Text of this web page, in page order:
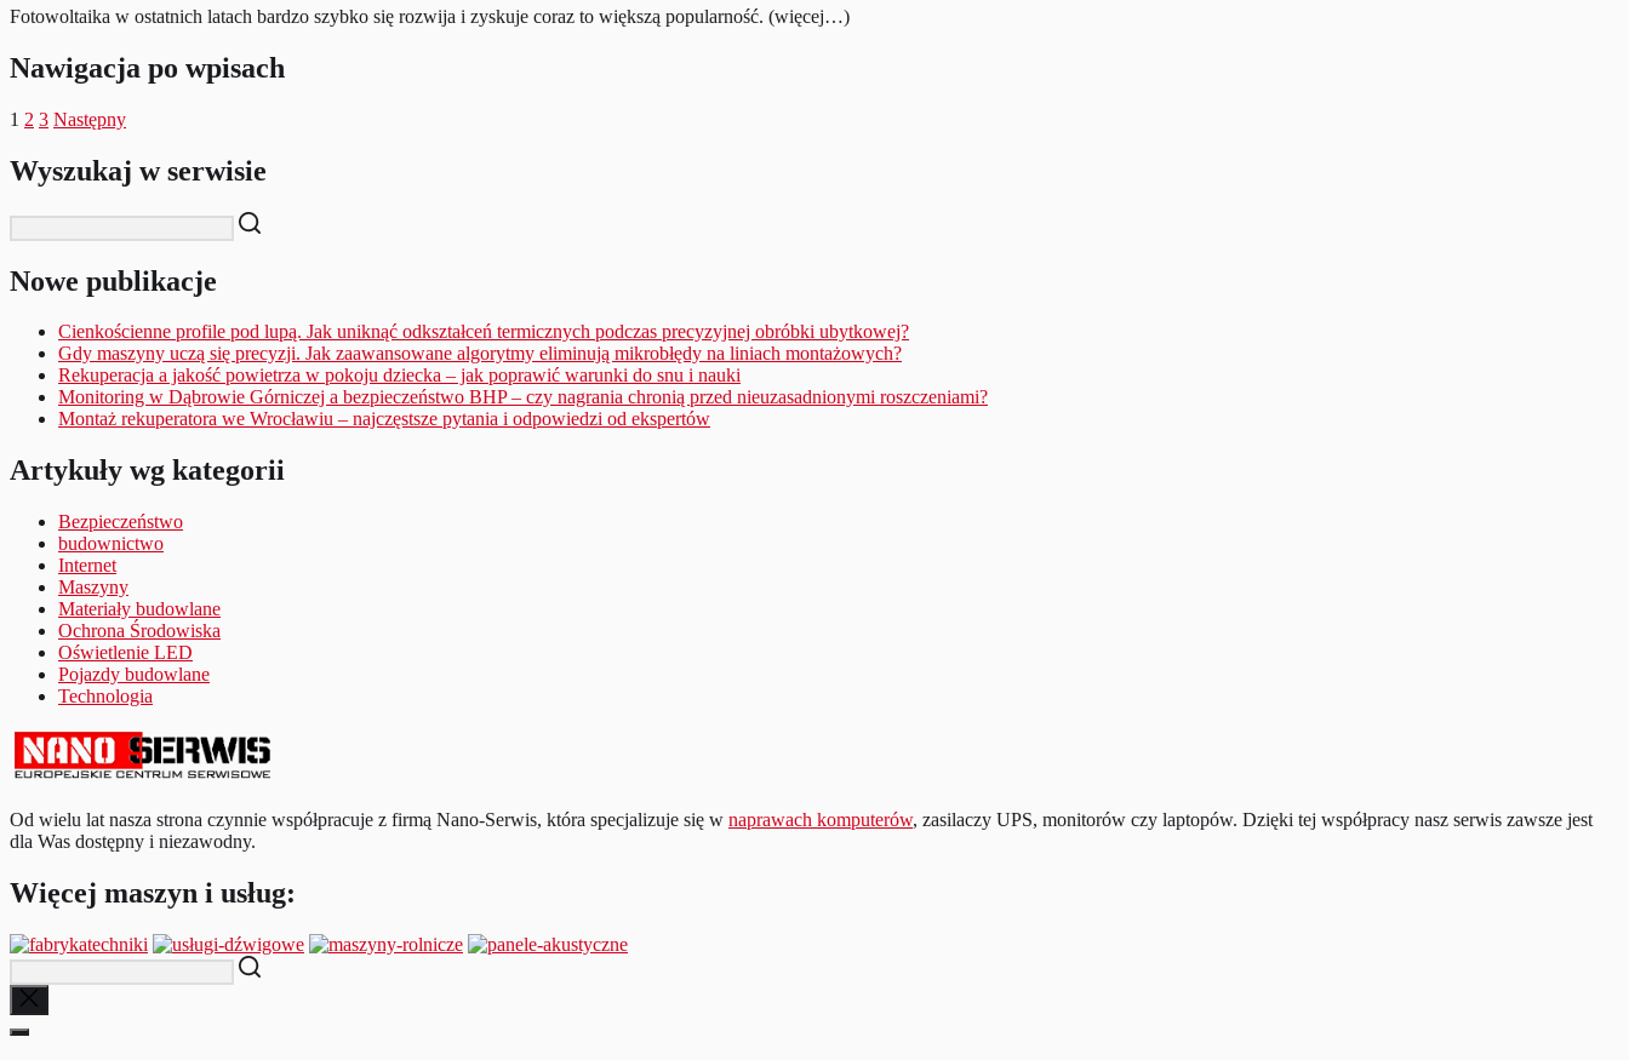
Fotowoltaika w ostatnich latach bardzo szybko się rozwija i zyskuje coraz to większą popularność. (więcej…)
Nawigacja po wpisach
1 2 3 Następny
Wyszukaj w serwisie
Nowe publikacje
Cienkościenne profile pod lupą. Jak uniknąć odkształceń termicznych podczas precyzyjnej obróbki ubytkowej?
Gdy maszyny uczą się precyzji. Jak zaawansowane algorytmy eliminują mikrobłędy na liniach montażowych?
Rekuperacja a jakość powietrza w pokoju dziecka – jak poprawić warunki do snu i nauki
Monitoring w Dąbrowie Górniczej a bezpieczeństwo BHP – czy nagrania chronią przed nieuzasadnionymi roszczeniami?
Montaż rekuperatora we Wrocławiu – najczęstsze pytania i odpowiedzi od ekspertów
Artykuły wg kategorii
Bezpieczeństwo
budownictwo
Internet
Maszyny
Materiały budowlane
Ochrona Środowiska
Oświetlenie LED
Pojazdy budowlane
Technologia
Od wielu lat nasza strona czynnie współpracuje z firmą Nano-Serwis, która specjalizuje się w naprawach komputerów, zasilaczy UPS, monitorów czy laptopów. Dzięki tej współpracy nasz serwis zawsze jest
dla Was dostępny i niezawodny.
Więcej maszyn i usług: